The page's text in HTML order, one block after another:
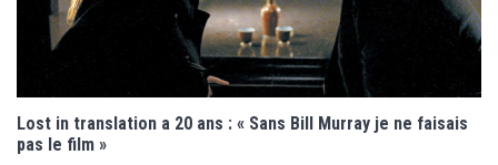
Lost in translation a 20 ans : « Sans Bill Murray je ne faisais
pas le film »